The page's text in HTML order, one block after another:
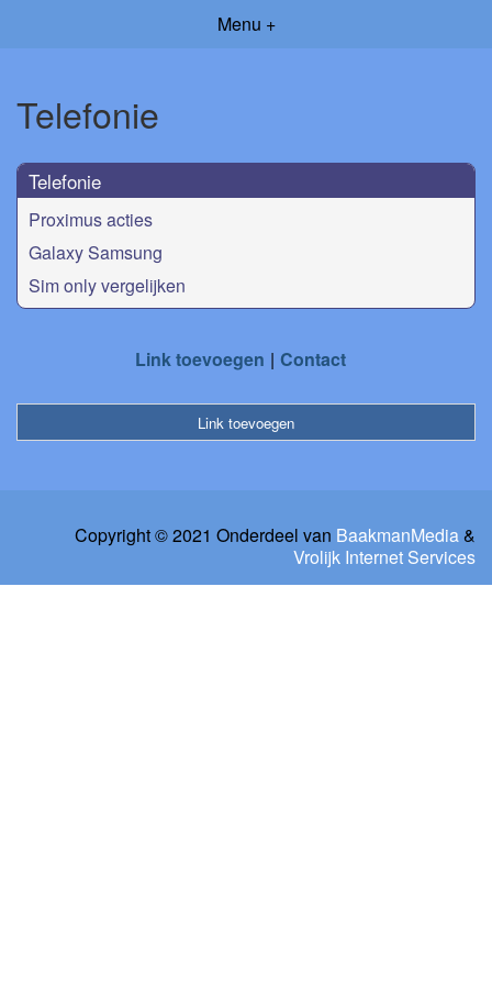
Menu +
Telefonie
Telefonie
Proximus acties
Galaxy Samsung
Sim only vergelijken
Link toevoegen Contact
Link toevoegen
Copyright © 2021 Onderdeel van BaakmanMedia&
Vrolijk Internet Services